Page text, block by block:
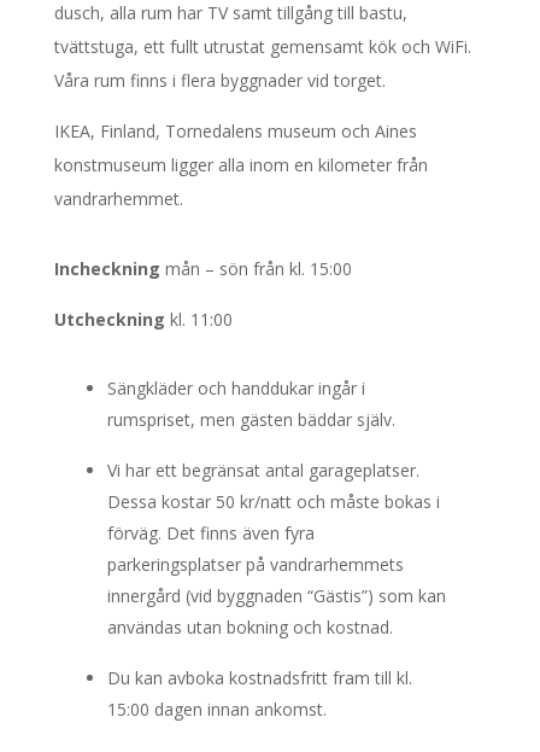
dusch, alla rum har TV samt tillgång till bastu,
tvättstuga, ett fullt utrustat gemensamt kök och WiFi.
Våra rum finns i flera byggnader vid torget.
IKEA, Finland, Tornedalens museum och Aines
konstmuseum ligger alla inom en kilometer från
vandrarhemmet.
Incheckning mån – sön från kl. 15:00
Utcheckning kl. 11:00
Sängkläder och handdukar ingår i
rumspriset, men gästen bäddar själv.
Vi har ett begränsat antal garageplatser.
Dessa kostar 50 kr/natt och måste bokas i
förväg. Det finns även fyra
parkeringsplatser på vandrarhemmets
innergård (vid byggnaden “Gästis”) som kan
användas utan bokning och kostnad.
Du kan avboka kostnadsfritt fram till kl.
15:00 dagen innan ankomst.